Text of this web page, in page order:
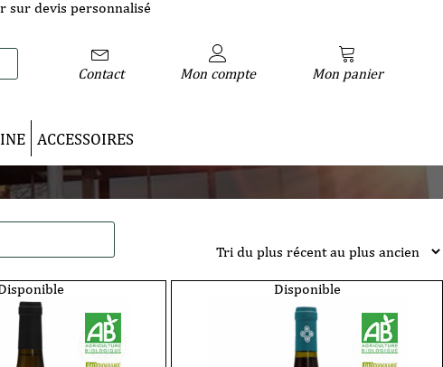
sur devis personnalisé
Contact Mon compte Mon panier
ACCESSOIRES
Disponible